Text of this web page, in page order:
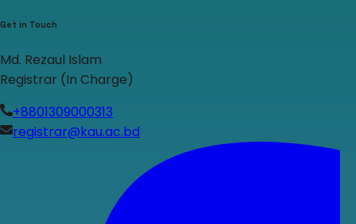
Get in Touch
Md. Rezaul Islam
Registrar (In Charge)
+8801309000313
registrar@kau.ac.bd